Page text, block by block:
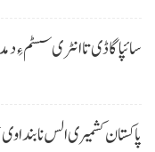
سائپا گاڈی تا انٹری سسٹم ءِ
پاکستان کشمیری الس نا